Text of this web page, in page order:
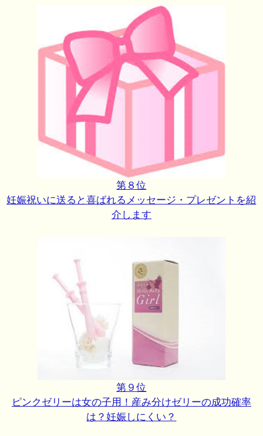
第８位
妊娠祝いに送ると喜ばれるメッセージ・プレゼントを紹
介します
第９位
ピンクゼリーは女の子用！産み分けゼリーの成功確率
は？妊娠しにくい？